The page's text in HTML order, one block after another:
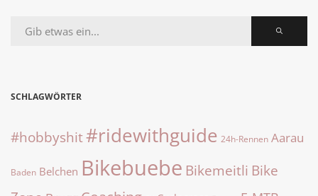
SCHLAGWÖRTER
#hobbyshit#ridewithguide 24h-Rennen Aarau
Baden Belchen Bikebuebe Bikemeitli Bike